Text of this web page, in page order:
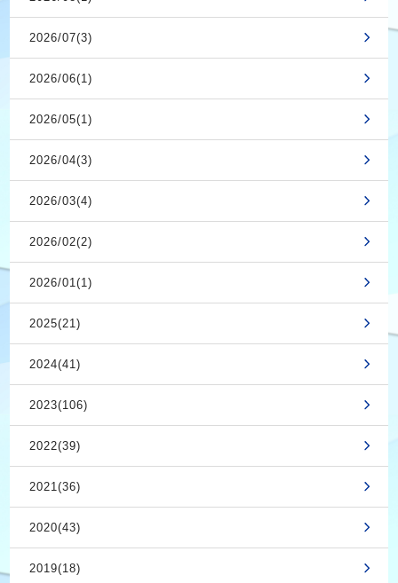
2026/07(3)
2026/06(1)
2026/05(1)
2026/04(3)
2026/03(4)
2026/02(2)
2026/01(1)
2025(21)
2024(41)
2023(106)
2022(39)
2021(36)
2020(43)
2019(18)